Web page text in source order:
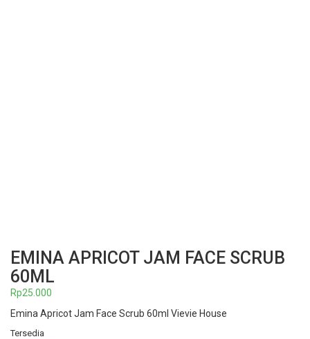
EMINA APRICOT JAM FACE SCRUB
60ML
Rp25.000
Emina Apricot Jam Face Scrub 60ml Vievie House
Tersedia